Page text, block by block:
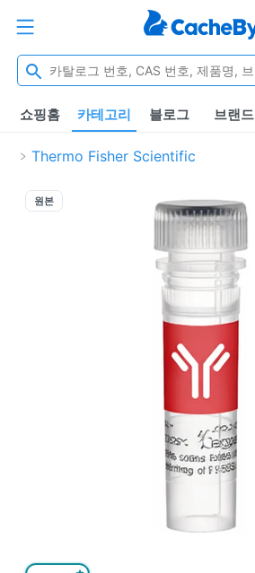
쇼핑홈 카테고리 블로그 브랜드
Thermo Fisher Scientific
원본